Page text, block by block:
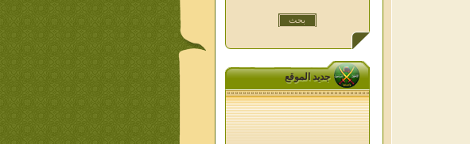
جديد الموقع